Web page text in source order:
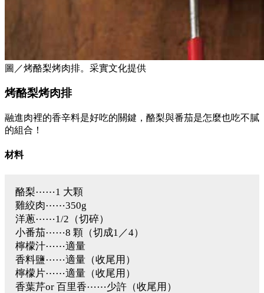
圖／烤酪梨烤肉排。采實文化提供
烤酪梨烤肉排
融進肉裡的香辛料是好吃的關鍵，酪梨與番茄是怎麼也吃不膩
的組合！
材料
酪梨⋯⋯1 大顆
雞絞肉⋯⋯350g
洋蔥⋯⋯1/2（切碎）
小番茄⋯⋯8 顆（切成1／4）
檸檬汁⋯⋯適量
香料鹽⋯⋯適量（收尾用）
檸檬片⋯⋯適量（收尾用）
香葉芹or 百里香⋯⋯少許（收尾用）